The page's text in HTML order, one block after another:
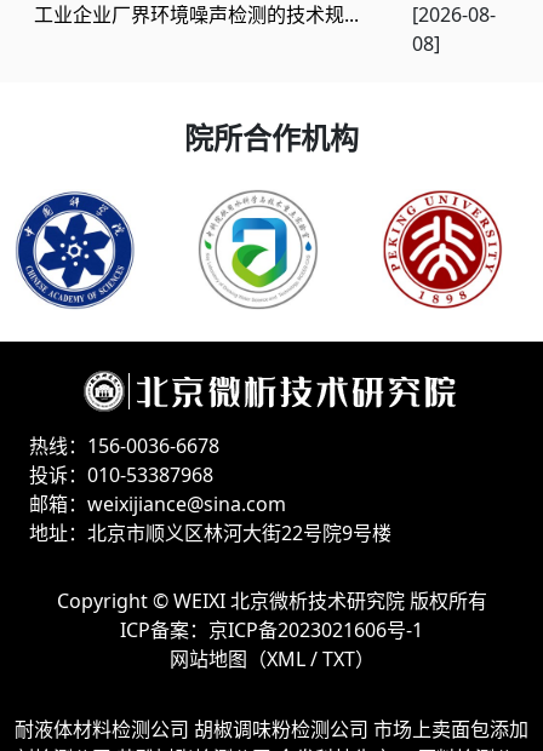
工业企业厂界环境噪声检测的技术规...
[2026-08-
08]
院所合作机构
热线：156-0036-6678
投诉：010-53387968
邮箱：weixijiance@sina.com
地址：北京市顺义区林河大街22号院9号楼
Copyright ©WEIXI 北京微析技术研究院版权所有
ICP备案： 京ICP备2023021606号-1
网站地图（XML/TXT）
耐液体材料检测公司 胡椒调味粉检测公司 市场上卖面包添加